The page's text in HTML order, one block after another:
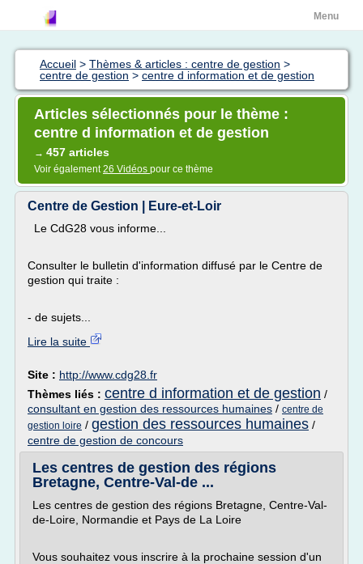
Menu
Accueil > Thèmes & articles : centre de gestion >
centre de gestion > centre d information et de gestion
Articles sélectionnés pour le thème :
centre d information et de gestion
→ 457 articles
Voir également26 Vidéos pour ce thème
Centre de Gestion | Eure-et-Loir
Le CdG28 vous informe...
Consulter le bulletin d'information diffusé par le Centre de
gestion qui traite :
- de sujets...
Lire la suite
Site : http://www.cdg28.fr
Thèmes liés : centre d information et de gestion /
consultant en gestion des ressources humaines / centre de
gestion loire / gestion des ressources humaines /
centre de gestion de concours
Les centres de gestion des régions
Bretagne, Centre-Val-de ...
Les centres de gestion des régions Bretagne, Centre-Val-
de-Loire, Normandie et Pays de La Loire
Vous souhaitez vous inscrire à la prochaine session d'un